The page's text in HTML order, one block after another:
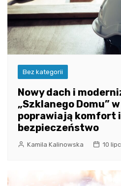
Bez kategorii
Nowy dach i
„Szklanego Domu”
poprawiają komfort i
bezpieczeństwo
Kamila Kalinowska 10